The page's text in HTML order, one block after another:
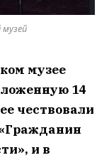
музей
музее
14
чествовали
и в